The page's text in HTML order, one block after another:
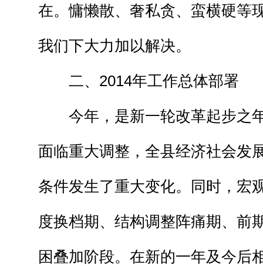
在。慵懒散、奢私贪、蛮横硬等
我们下大力加以解决。
二、2014年工作总体部署
今年，是新一轮改革起步之
面临重大调整，全县经济社会发
条件发生了重大变化。同时，宏
度换档期、结构调整阵痛期、前
困叠加阶段。在新的一年及今后